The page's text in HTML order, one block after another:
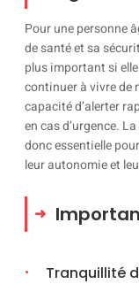
Pour une personne
de santé et sa
plus important si
continuer à vivre de
capacité d’alerter
en cas d’urgence.
donc essentielle
leur autonomie et
Tranquillité